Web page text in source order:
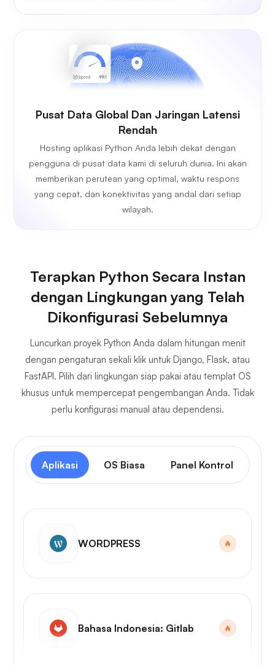
Pusat Data Global Dan Jaringan Latensi
Rendah
Hosting aplikasi Python Anda lebih dekat dengan
pengguna di pusat data kami di seluruh dunia. Ini akan
memberikan perutean yang optimal, waktu respons
yang cepat, dan konektivitas yang andal dari setiap
wilayah.
Terapkan Python Secara Instan
dengan Lingkungan yang Telah
Dikonfigurasi Sebelumnya
Luncurkan proyek Python Anda dalam hitungan menit
dengan pengaturan sekali klik untuk Django, Flask, atau
FastAPI. Pilih dari lingkungan siap pakai atau templat OS
khusus untuk mempercepat pengembangan Anda. Tidak
perlu konfigurasi manual atau dependensi.
Aplikasi OS Biasa Panel Kontrol
WORDPRESS
Bahasa Indonesia: Gitlab